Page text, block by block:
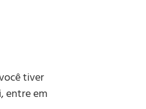
tiver
entre em